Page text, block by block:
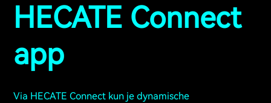
HECATE Connect
app
Via HECATE Connect kun je dynamische